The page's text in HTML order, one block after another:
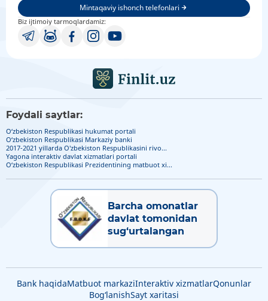
Mintaqaviy ishonch telefonlari
Biz ijtimoiy tarmoqlardamiz:
Foydali saytlar:
O‘zbekiston Respublikasi hukumat portali
O‘zbekiston Respublikasi Markaziy banki
2017-2021 yillarda O'zbekiston Respublikasini rivo...
Yagona interaktiv davlat xizmatlari portali
O‘zbekiston Respublikasi Prezidentining matbuot xi...
Barcha omonatlar
davlat tomonidan
sug‘urtalangan
Bank haqidaMatbuot markaziInteraktiv xizmatlarQonunlar
Bog‘lanishSayt xaritasi